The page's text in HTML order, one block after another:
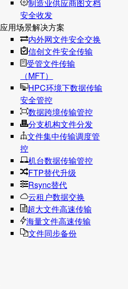
制造业供应商图文档
安全收发
应用场景解决方案
内外网文件安全交换
信创文件安全传输
受管文件传输
（MFT）
HPC环境下数据传输
安全管控
数据跨境传输管控
分支机构文件分发
文件集中传输调度管
控
机台数据传输管控
FTP替代升级
Rsync替代
云租户数据交换
超大文件高速传输
海量文件高速传输
文件同步备份